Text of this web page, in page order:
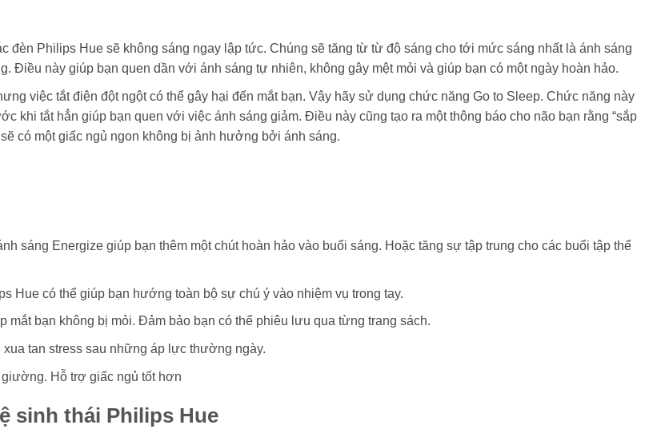
đèn Philips Hue sẽ không sáng ngay lập tức. Chúng sẽ tăng từ từ độ sáng cho tới mức sáng nhất là ánh sáng
Điều này giúp bạn quen dần với ánh sáng tự nhiên, không gây mệt mỏi và giúp bạn có một ngày hoàn hảo.
việc tắt điện đột ngột có thể gây hại đến mắt bạn. Vậy hãy sử dụng chức năng Go to Sleep. Chức năng này
khi tắt hẳn giúp bạn quen với việc ánh sáng giảm. Điều này cũng tạo ra một thông báo cho não bạn rằng “sắp
có một giấc ngủ ngon không bị ảnh hưởng bởi ánh sáng.
sáng Energize giúp bạn thêm một chút hoàn hảo vào buổi sáng. Hoặc tăng sự tập trung cho các buổi tập thể
Hue có thể giúp bạn hướng toàn bộ sự chú ý vào nhiệm vụ trong tay.
bạn không bị mỏi. Đảm bảo bạn có thể phiêu lưu qua từng trang sách.
tan stress sau những áp lực thường ngày.
Hỗ trợ giấc ngủ tốt hơn
sinh thái Philips Hue